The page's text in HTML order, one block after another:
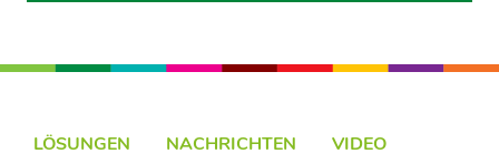
LÖSUNGEN NACHRICHTEN VIDEO